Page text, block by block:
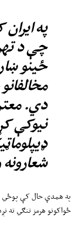
په
چې د
ځینو
دي.
نیوکې
په همدې حال کې پوځي
ځواکونو هرمز تنګي ته